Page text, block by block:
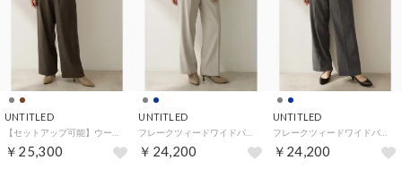
UNTITLED
￥25,300
UNTITLED
￥24,200
UNTITLED
フレークツィードワイドパンツ （チャコールグレー(014)）
￥24,200